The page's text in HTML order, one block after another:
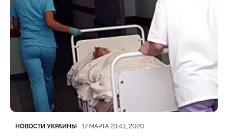
Категория
НОВОСТИ УКРАИНЫ
Дата публикации 17 МАРТА 23:43, 2020